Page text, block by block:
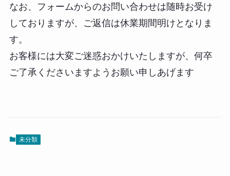
なお、フォームからのお問い合わせは随時お受け
しておりますが、ご返信は休業期間明けとなりま
す。
お客様には大変ご迷惑おかけいたしますが、何卒
ご了承くださいますようお願い申しあげます
未分類